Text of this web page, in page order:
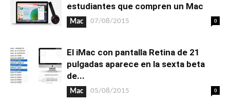
estudiantes que compren un Mac
Mac 07/08/2015 0
El iMac con pantalla Retina de 21
pulgadas aparece en la sexta beta
de...
Mac 05/08/2015 0